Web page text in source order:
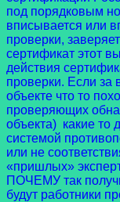
под порядковым
вписывается или
проверки,
сертификат этот
действия
проверки. Если за
объекте что то
проверяющих
объекта) какие то
системой
или не
«пришлых»
ПОЧЕМУ так
будут работники